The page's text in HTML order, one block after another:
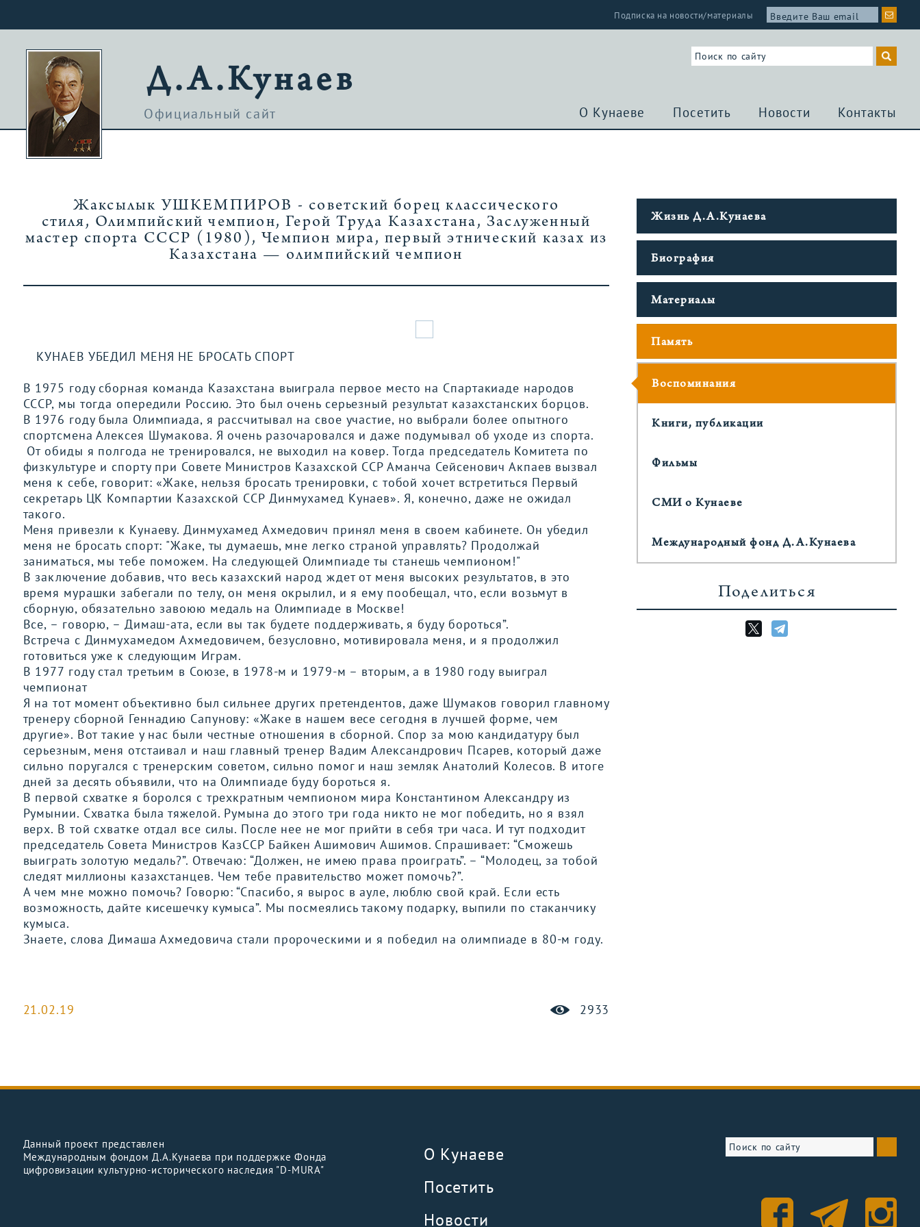
Подписка на новости/материалы
Д.А.Кунаев
Официальный сайт О Кунаеве Посетить Новости Контакты
Жаксылык УШКЕМПИРОВ - советский борец классического
стиля, Олимпийский чемпион, Герой Труда Казахстана, Заслуженный
мастер спорта СССР (1980), Чемпион мира, первый этнический казах из
Казахстана — олимпийский чемпион
КУНАЕВ УБЕДИЛ МЕНЯ НЕ БРОСАТЬ СПОРТ
В 1975 году сборная команда Казахстана выиграла первое место на Спартакиаде народов
СССР, мы тогда опередили Россию. Это был очень серьезный результат казахстанских борцов.
В 1976 году была Олимпиада, я рассчитывал на свое участие, но выбрали более опытного
спортсмена Алексея Шумакова. Я очень разочаровался и даже подумывал об уходе из спорта.
От обиды я полгода не тренировался, не выходил на ковер. Тогда председатель Комитета по
физкультуре и спорту при Совете Министров Казахской ССР Аманча Сейсенович Акпаев вызвал
меня к себе, говорит: «Жаке, нельзя бросать тренировки, с тобой хочет встретиться Первый
секретарь ЦК Компартии Казахской ССР Динмухамед Кунаев». Я, конечно, даже не ожидал
такого.
Меня привезли к Кунаеву. Динмухамед Ахмедович принял меня в своем кабинете. Он убедил
меня не бросать спорт: "Жаке, ты думаешь, мне легко страной управлять? Продолжай
заниматься, мы тебе поможем. На следующей Олимпиаде ты станешь чемпионом!"
В заключение добавив, что весь казахский народ ждет от меня высоких результатов, в это
время мурашки забегали по телу, он меня окрылил, и я ему пообещал, что, если возьмут в
сборную, обязательно завоюю медаль на Олимпиаде в Москве!
Все, – говорю, – Димаш-ата, если вы так будете поддерживать, я буду бороться”.
Встреча с Динмухамедом Ахмедовичем, безусловно, мотивировала меня, и я продолжил
готовиться уже к следующим Играм.
В 1977 году стал третьим в Союзе, в 1978-м и 1979-м – вторым, а в 1980 году выиграл
чемпионат
Я на тот момент объективно был сильнее других претендентов, даже Шумаков говорил главному
тренеру сборной Геннадию Сапунову: «Жаке в нашем весе сегодня в лучшей форме, чем
другие». Вот такие у нас были честные отношения в сборной. Спор за мою кандидатуру был
серьезным, меня отстаивал и наш главный тренер Вадим Александрович Псарев, который даже
сильно поругался с тренерским советом, сильно помог и наш земляк Анатолий Колесов. В итоге
дней за десять объявили, что на Олимпиаде буду бороться я.
В первой схватке я боролся с трехкратным чемпионом мира Константином Александру из
Румынии. Схватка была тяжелой. Румына до этого три года никто не мог победить, но я взял
верх. В той схватке отдал все силы. После нее не мог прийти в себя три часа. И тут подходит
председатель Совета Министров КазССР Байкен Ашимович Ашимов. Спрашивает: “Сможешь
выиграть золотую медаль?”. Отвечаю: “Должен, не имею права проиграть”. – “Молодец, за тобой
следят миллионы казахстанцев. Чем тебе правительство может помочь?”.
А чем мне можно помочь? Говорю: “Спасибо, я вырос в ауле, люблю свой край. Если есть
возможность, дайте кисешечку кумыса”. Мы посмеялись такому подарку, выпили по стаканчику
кумыса.
Знаете, слова Димаша Ахмедовича стали пророческими и я победил на олимпиаде в 80-м году.
21.02.19 2933
Жизнь Д.А.Кунаева
Биография
Материалы
Память
Воспоминания
Книги, публикации
Фильмы
СМИ о Кунаеве
Международный фонд Д.А.Кунаева
Поделиться
Данный проект представлен
Международным фондом Д.А.Кунаева при поддержке Фонда
цифровизации культурно-исторического наследия "D-MURA"
О Кунаеве
Посетить
Новости